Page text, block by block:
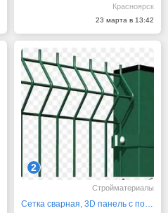
Красноярск
23 марта в 13:42
2
Стройматериалы
Сетка сварная, 3D панель с полимерным покрытием